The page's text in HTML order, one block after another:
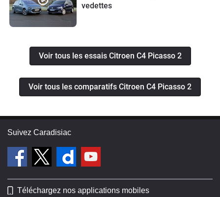
vedettes
Voir tous les essais Citroen C4 Picasso 2
Voir tous les comparatifs Citroen C4 Picasso 2
Suivez Caradisiac
Téléchargez nos applications mobiles